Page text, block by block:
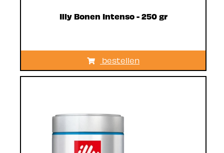
Illy Bonen Intenso - 250 gr
bestellen